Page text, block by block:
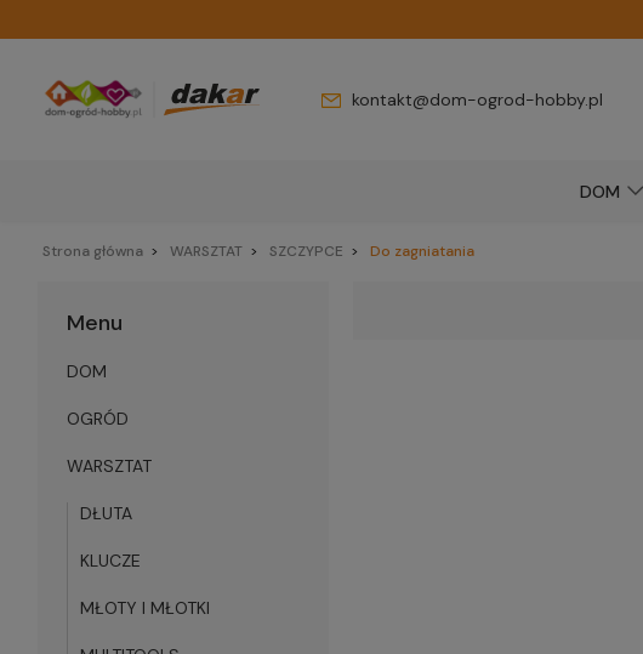
kontakt@dom-ogrod-hobby.pl
DOM
Strona główna WARSZTAT SZCZYPCE Do zagniatania
Menu
DOM
OGRÓD
WARSZTAT
DŁUTA
KLUCZE
MŁOTY I MŁOTKI